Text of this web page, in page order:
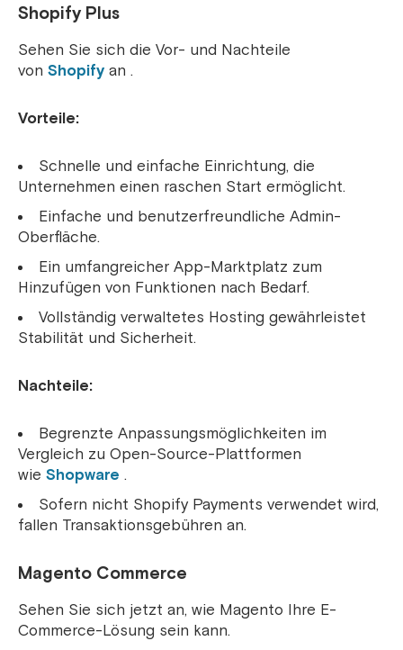
Shopify Plus
Sehen Sie sich die Vor- und Nachteile
von Shopify an .
Vorteile:
Schnelle und einfache Einrichtung, die
Unternehmen einen raschen Start ermöglicht.
Einfache und benutzerfreundliche Admin-
Oberfläche.
Ein umfangreicher App-Marktplatz zum
Hinzufügen von Funktionen nach Bedarf.
Vollständig verwaltetes Hosting gewährleistet
Stabilität und Sicherheit.
Nachteile:
Begrenzte Anpassungsmöglichkeiten im
Vergleich zu Open-Source-Plattformen
wie Shopware .
Sofern nicht Shopify Payments verwendet wird,
fallen Transaktionsgebühren an.
Magento Commerce
Sehen Sie sich jetzt an, wie Magento Ihre E-
Commerce-Lösung sein kann.